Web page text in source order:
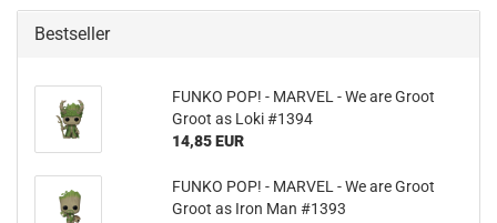
Bestseller
FUNKO POP! - MAR­VEL - We are Groot
Groot as Loki #1394
14,85 EUR
FUNKO POP! - MAR­VEL - We are Groot
Groot as Iron Man #1393